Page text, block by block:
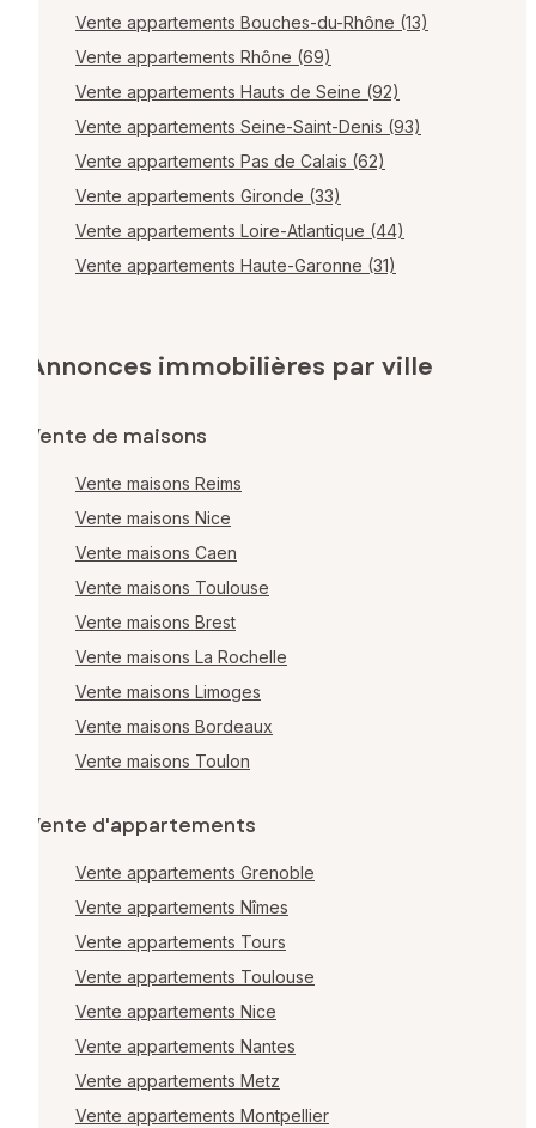
Vente appartements Bouches-du-Rhône (13)
Vente appartements Rhône (69)
Vente appartements Hauts de Seine (92)
Vente appartements Seine-Saint-Denis (93)
Vente appartements Pas de Calais (62)
Vente appartements Gironde (33)
Vente appartements Loire-Atlantique (44)
Vente appartements Haute-Garonne (31)
Annonces immobilières par ville
Vente de maisons
Vente maisons Reims
Vente maisons Nice
Vente maisons Caen
Vente maisons Toulouse
Vente maisons Brest
Vente maisons La Rochelle
Vente maisons Limoges
Vente maisons Bordeaux
Vente maisons Toulon
Vente d'appartements
Vente appartements Grenoble
Vente appartements Nîmes
Vente appartements Tours
Vente appartements Toulouse
Vente appartements Nice
Vente appartements Nantes
Vente appartements Metz
Vente appartements Montpellier